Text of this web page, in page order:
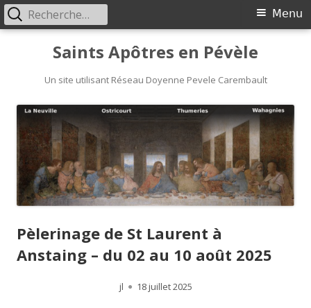
Saints Apôtres en Pévèle
Un site utilisant Réseau Doyenne Pevele Carembault
Menu
principal
Menu
Pèlerinage de St Laurent à
Anstaing – du 02 au 10 août 2025
Auteur
jl
Publié
18 juillet 2025